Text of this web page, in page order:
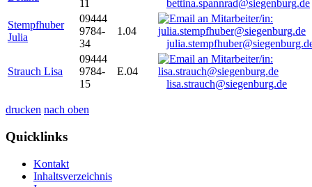
11
bettina.spannrad@siegenburg.de
Stempfhuber
Julia
09444
9784-
34
1.04
Strauch Lisa
09444
9784-
15
E.04
lisa.strauch@siegenburg.de
drucken nach oben
Quicklinks
Kontakt
Inhaltsverzeichnis